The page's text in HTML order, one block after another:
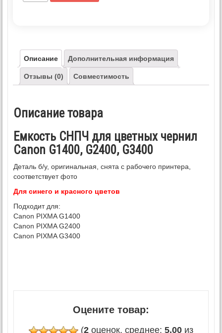
Описание Дополнительная информация
Отзывы (0) Совместимость
Описание товара
Емкость СНПЧ для цветных чернил
Canon G1400, G2400, G3400
Деталь б/у, оригинальная, снята с рабочего принтера,
соответствует фото
Для синего и красного цветов
Подходит для:
Canon PIXMA G1400
Canon PIXMA G2400
Canon PIXMA G3400
Оцените товар:
(2 оценок, среднее: 5,00 из